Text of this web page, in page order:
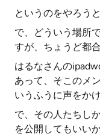
というのをやろう
で、どういう場所
すが、ちょうど都
はるなさんの
あって、そこのメ
いうふうに声をか
で、その人たちし
を公開してもいい